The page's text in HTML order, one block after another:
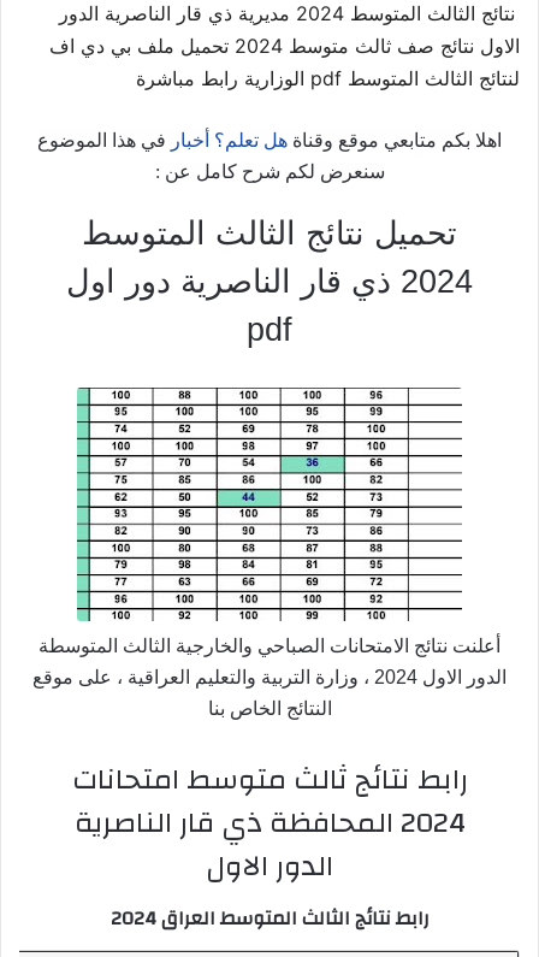
نتائج الثالث المتوسط 2024 مديرية ذي قار الناصرية الدور
الاول نتائج صف ثالث متوسط 2024 تحميل ملف بي دي اف
لنتائج الثالث المتوسط pdf الوزارية رابط مباشرة
اهلا بكم متابعي موقع وقناة هل تعلم؟ أخبار في هذا الموضوع
سنعرض لكم شرح كامل عن :
تحميل نتائج الثالث المتوسط
2024 ذي قار الناصرية دور اول
pdf
أعلنت نتائج الامتحانات الصباحي والخارجية الثالث المتوسطة
الدور الاول 2024 ، وزارة التربية والتعليم العراقية ، على موقع
النتائج الخاص بنا
رابط نتائج ثالث متوسط امتحانات
2024 المحافظة ذي قار الناصرية
الدور الاول
رابط نتائج الثالث المتوسط العراق 2024